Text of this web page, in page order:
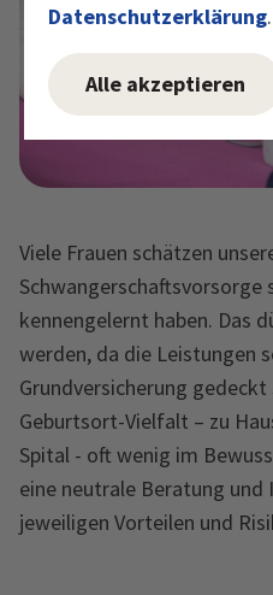
Datenschutzerklärung.
Alle akzeptieren
Viele Frauen schätzen
Schwangerschaftsvorsorge
kennengelernt haben. Das
werden, da die Leistungen
Grundversicherung
Geburtsort-Vielfalt – zu
Spital - oft wenig im
eine neutrale Beratung
jeweiligen Vorteilen und